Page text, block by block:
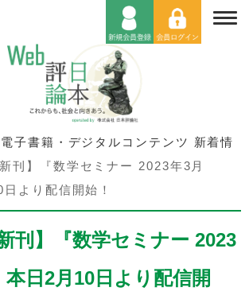
電子書籍・デジタルコンテンツ 新着情
新刊】『数学セミナー 2023年3月
より配信開始！
刊】『数学セミナー 2023
日2月10日より配信開